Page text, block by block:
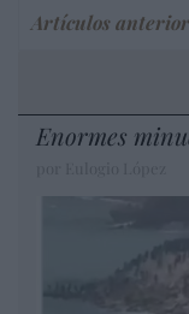
Artículos
Enormes